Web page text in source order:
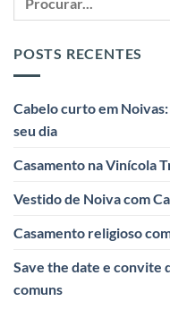
POSTS RECENTES
Cabelo curto em
seu dia
Casamento na Vinícola
Vestido de Noiva com
Casamento religioso
Save the date e convite
comuns